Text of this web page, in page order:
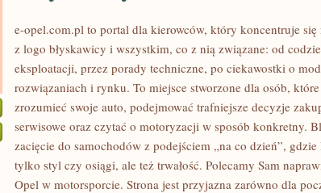
ŻYCIA
UŻYTKOWNIKÓW
e-opel.com.pl to portal dla kierowców, który koncentruje się
z logo błyskawicy i wszystkim, co z nią związane: od
eksploatacji, przez porady techniczne, po ciekawostki o
rozwiązaniach i rynku. To miejsce stworzone dla osób,
zrozumieć swoje auto, podejmować trafniejsze decyzje
serwisowe oraz czytać o motoryzacji w sposób konkretny.
zacięcie do samochodów z podejściem „na co dzień”,
tylko styl czy osiągi, ale też trwałość. Polecamy Sam
Opel w motorsporcie. Strona jest przyjazna zarówno dla